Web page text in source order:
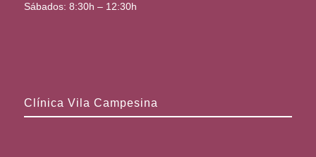
Sábados: 8:30h – 12:30h
Clínica Vila Campesina